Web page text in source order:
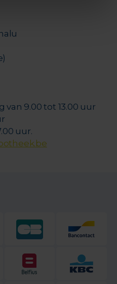
9.00 tot 13.00 uur
uur.